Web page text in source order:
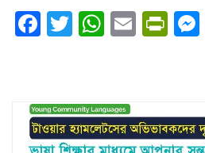
Facebook
TwitterEmail